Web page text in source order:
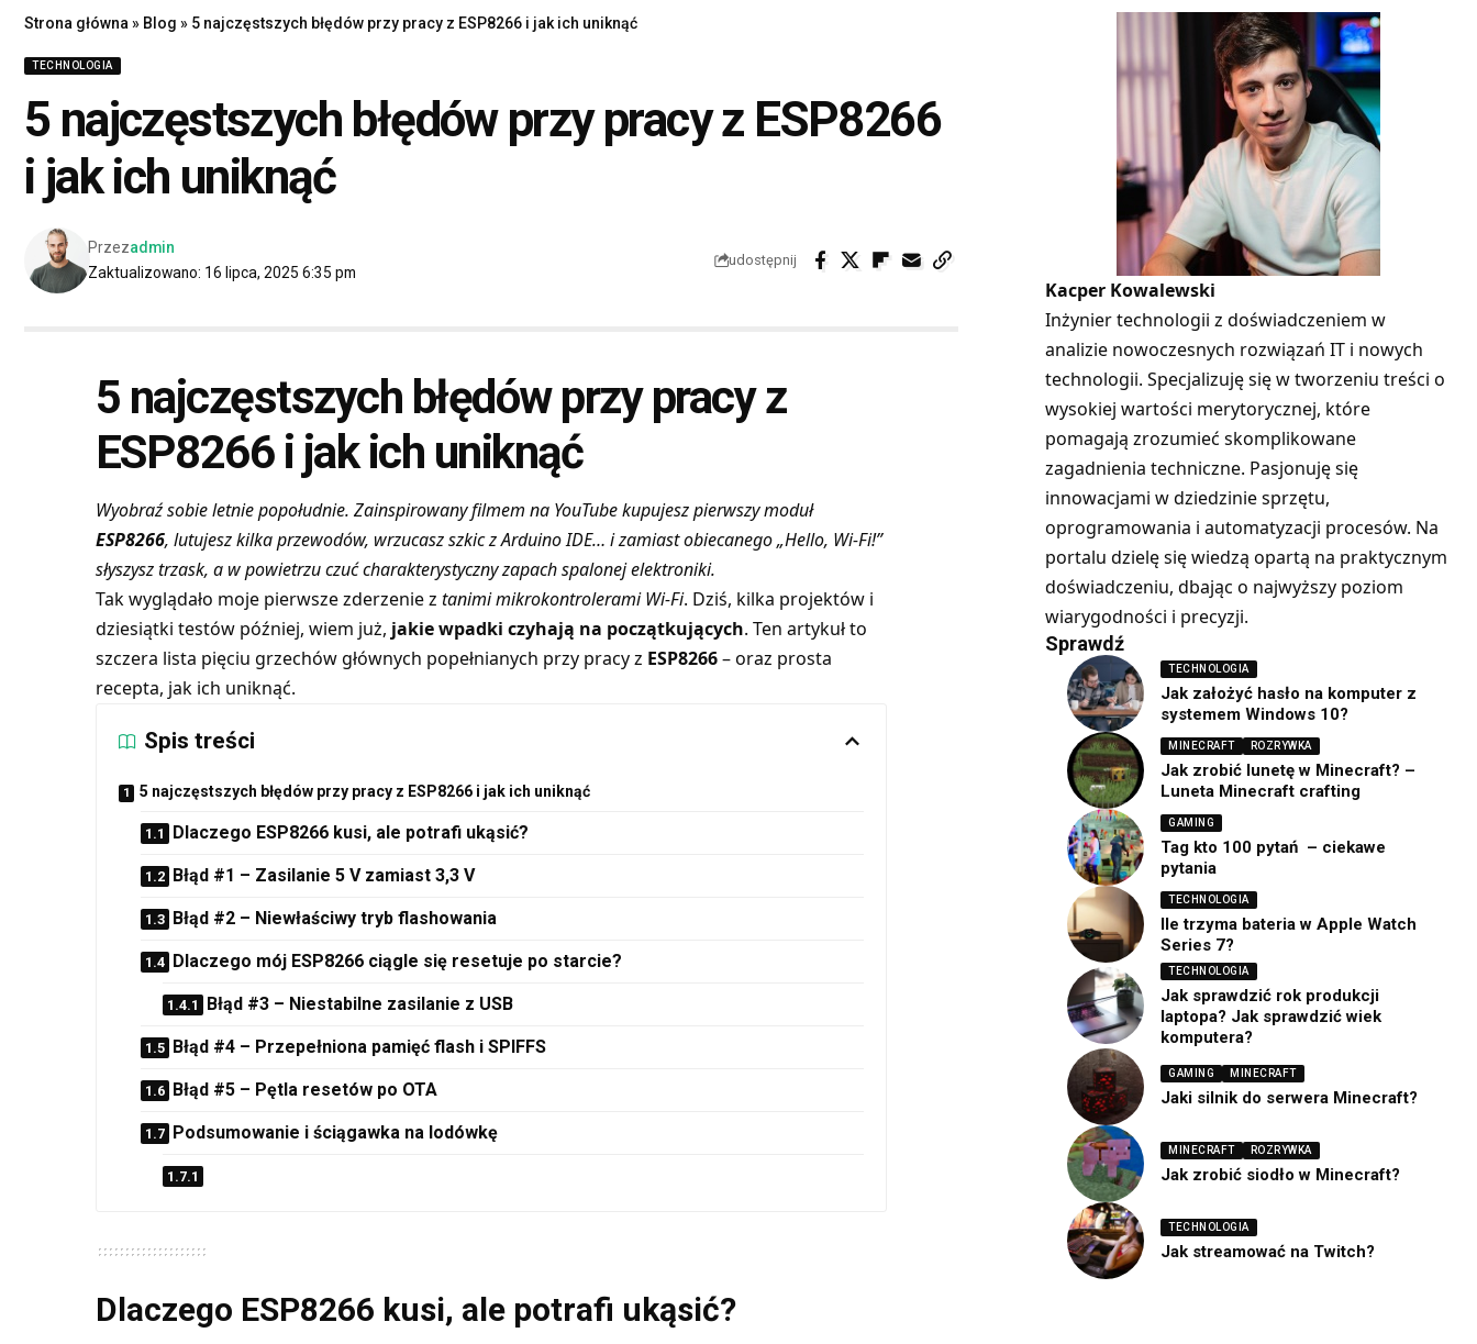
Strona główna » Blog » 5 najczęstszych błędów przy pracy z ESP8266 i jak ich uniknąć
TECHNOLOGIA
5 najczęstszych błędów przy pracy z ESP8266
i jak ich uniknąć
Zaktualizowano: 16 lipca, 2025 6:35 pm
Przezadmin
udostępnij
5 najczęstszych błędów przy pracy z
ESP8266 i jak ich uniknąć
Wyobraź sobie letnie popołudnie. Zainspirowany filmem na YouTube kupujesz pierwszy moduł
ESP8266, lutujesz kilka przewodów, wrzucasz szkic z Arduino IDE… i zamiast obiecanego „Hello, Wi-Fi!”
słyszysz trzask, a w powietrzu czuć charakterystyczny zapach spalonej elektroniki.
Tak wyglądało moje pierwsze zderzenie z tanimi mikrokontrolerami Wi-Fi. Dziś, kilka projektów i
dziesiątki testów później, wiem już, jakie wpadki czyhają na początkujących. Ten artykuł to
szczera lista pięciu grzechów głównych popełnianych przy pracy z ESP8266– oraz prosta
recepta, jak ich uniknąć.
Spis treści
5 najczęstszych błędów przy pracy z ESP8266 i jak ich uniknąć
Dlaczego ESP8266 kusi, ale potrafi ukąsić?
Błąd #1 – Zasilanie 5 V zamiast 3,3 V
Błąd #2 – Niewłaściwy tryb flashowania
Dlaczego mój ESP8266 ciągle się resetuje po starcie?
Błąd #3 – Niestabilne zasilanie z USB
Błąd #4 – Przepełniona pamięć flash i SPIFFS
Błąd #5 – Pętla resetów po OTA
Podsumowanie i ściągawka na lodówkę
Dlaczego ESP8266 kusi, ale potrafi ukąsić?
Kacper Kowalewski
Inżynier technologii z doświadczeniem w
analizie nowoczesnych rozwiązań IT i nowych
technologii. Specjalizuję się w tworzeniu treści o
wysokiej wartości merytorycznej, które
pomagają zrozumieć skomplikowane
zagadnienia techniczne. Pasjonuję się
innowacjami w dziedzinie sprzętu,
oprogramowania i automatyzacji procesów. Na
portalu dzielę się wiedzą opartą na praktycznym
doświadczeniu, dbając o najwyższy poziom
wiarygodności i precyzji.
Sprawdź
TECHNOLOGIA
Jak założyć hasło na komputer z
systemem Windows 10?
MINECRAFT ROZRYWKA
Jak zrobić lunetę w Minecraft? –
Luneta Minecraft crafting
GAMING
Tag kto 100 pytań – ciekawe
pytania
TECHNOLOGIA
Ile trzyma bateria w Apple Watch
Series 7?
TECHNOLOGIA
Jak sprawdzić rok produkcji
laptopa? Jak sprawdzić wiek
komputera?
GAMING MINECRAFT
Jaki silnik do serwera Minecraft?
MINECRAFT ROZRYWKA
Jak zrobić siodło w Minecraft?
TECHNOLOGIA
Jak streamować na Twitch?